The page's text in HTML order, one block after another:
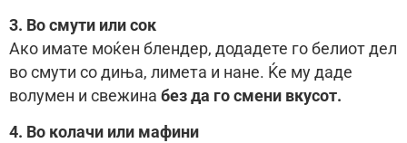
3. Во смути или сок
Ако имате моќен блендер, додадете го белиот дел
во смути со диња, лимета и нане. Ќе му даде
волумен и свежина без да го смени вкусот.
4. Во колачи или мафини